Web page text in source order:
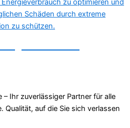
– Ihr zuverlässiger Partner für alle
Qualität, auf die Sie sich verlassen